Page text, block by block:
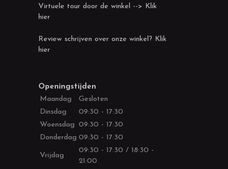
Virtuele tour door de winkel --> Klik
hier
Review schrijven over onze winkel? Klik
hier
Openingstijden
Maandag
Gesloten
Dinsdag
09:30 - 17:30
Woensdag 09:30 - 17:30
Donderdag 09:30 - 17:30
Vrijdag
09:30 - 17:30 / 18:30 -
21:00